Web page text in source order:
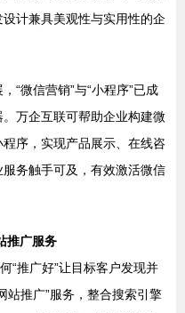
计兼具美观性与实用性的企
“微信营销”与“小程序”已成
万企互联可帮助企业构建微
序，实现产品展示、在线咨
务触手可及，有效激活微信
推广服务
“推广好”让目标客户发现并
站推广”服务，整合搜索引擎